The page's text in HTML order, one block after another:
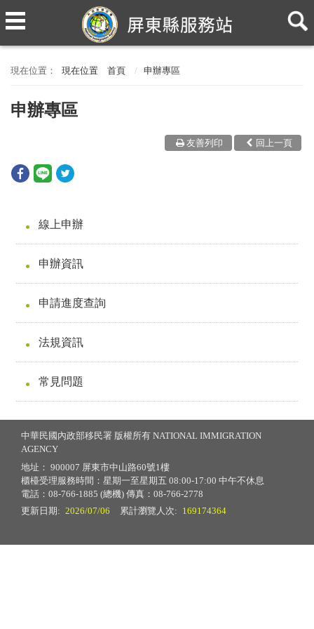
現在位置 首頁 申辦專區
申辦專區
回上一頁
友善列印
線上申辦
申辦資訊
申請進度查詢
法規資訊
常見問題
中華民國內政部移民署 版權所有 NATIONAL IMMIGRATION
AGENCY
地址： 900007 屏東市中山路60號1樓
櫃檯受理服務時間：星期一至星期五 08:00-17:00 中午不休息
電話：08-766-1885 (總機) 傳真：08-766-2778
更新日期: 2026/07/06 累計瀏覽人次: 169174364